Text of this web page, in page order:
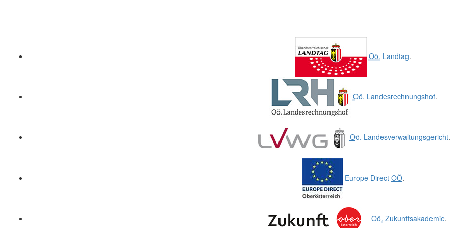
Oö. Landtag.
Oö. Landesrechnungshof.
Oö. Landesverwaltungsgericht.
Europe Direct OÖ.
Oö. Zukunftsakademie.